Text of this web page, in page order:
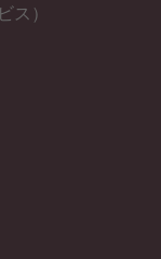
）